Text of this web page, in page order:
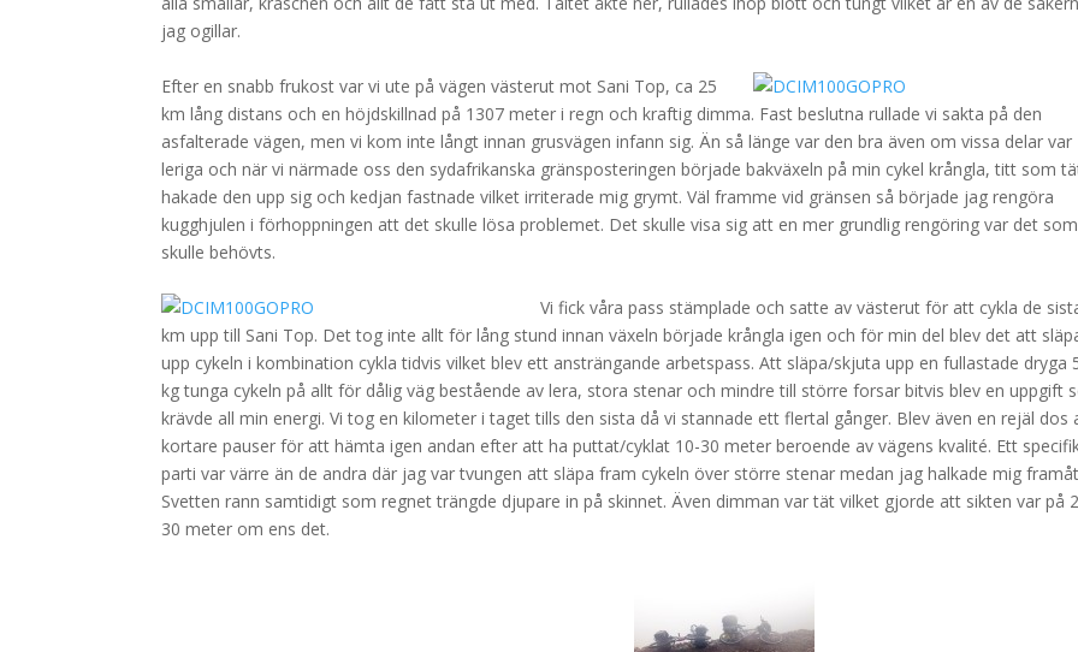
jag ogillar.
Efter en snabb frukost var vi ute på vägen västerut mot Sani Top, ca 25
km lång distans och en höjdskillnad på 1307 meter i regn och kraftig dimma. Fast beslutna rullade vi sakta på den
asfalterade vägen, men vi kom inte långt innan grusvägen infann sig. Än så länge var den bra även om vissa delar var
leriga och när vi närmade oss den sydafrikanska gränsposteringen började bakväxeln på min cykel krångla, titt som
hakade den upp sig och kedjan fastnade vilket irriterade mig grymt. Väl framme vid gränsen så började jag rengöra
kugghjulen i förhoppningen att det skulle lösa problemet. Det skulle visa sig att en mer grundlig rengöring var det som
skulle behövts.
Vi fick våra pass stämplade och satte av västerut för att cykla de
km upp till Sani Top. Det tog inte allt för lång stund innan växeln började krångla igen och för min del blev det att
upp cykeln i kombination cykla tidvis vilket blev ett ansträngande arbetspass. Att släpa/skjuta upp en fullastade dryga
kg tunga cykeln på allt för dålig väg bestående av lera, stora stenar och mindre till större forsar bitvis blev en uppgift
krävde all min energi. Vi tog en kilometer i taget tills den sista då vi stannade ett flertal gånger. Blev även en rejäl dos
kortare pauser för att hämta igen andan efter att ha puttat/cyklat 10-30 meter beroende av vägens kvalité. Ett
parti var värre än de andra där jag var tvungen att släpa fram cykeln över större stenar medan jag halkade mig
Svetten rann samtidigt som regnet trängde djupare in på skinnet. Även dimman var tät vilket gjorde att sikten var på
30 meter om ens det.